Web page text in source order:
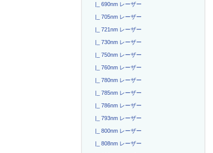
|_ 690nm レーザー
|_ 705nm レーザー
|_ 721nm レーザー
|_ 730nm レーザー
|_ 750nm レーザー
|_ 760nm レーザー
|_ 780nm レーザー
|_ 785nm レーザー
|_ 786nm レーザー
|_ 793nm レーザー
|_ 800nm レーザー
|_ 808nm レーザー